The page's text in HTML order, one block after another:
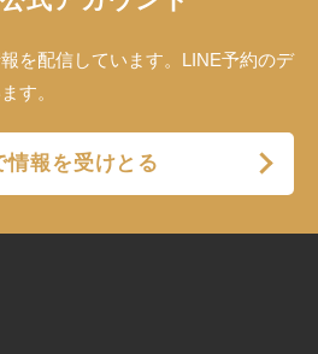
を配信しています。LINE予約のデ
す。
情報を受けとる